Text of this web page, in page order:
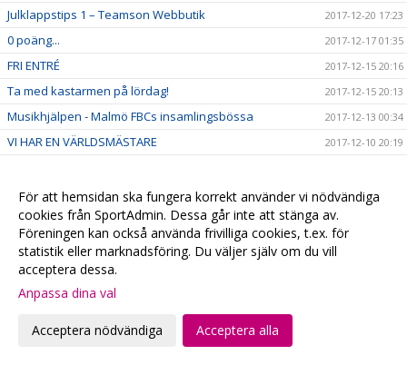
Julklappstips 1 – Teamson Webbutik 2017-12-20 17:23
0 poäng... 2017-12-17 01:35
FRI ENTRÉ 2017-12-15 20:16
Ta med kastarmen på lördag! 2017-12-15 20:13
Musikhjälpen - Malmö FBCs insamlingsbössa 2017-12-13 00:34
VI HAR EN VÄRLDSMÄSTARE 2017-12-10 20:19
Målvaktsträning 1 2017-12-06 10:12
VM-update 2017-12-04 22:48
Målvaktsträning 2017-12-04 10:28
Matchens lirare, VM-debutanter & 4+1
SM-Regionslutspel DJ18
För att hemsidan ska fungera korrekt använder vi nödvändiga
cookies från SportAdmin. Dessa går inte att stänga av.
Föreningen kan också använda frivilliga cookies, t.ex. för
statistik eller marknadsföring. Du väljer själv om du vill
acceptera dessa.
Anpassa dina val
Acceptera nödvändiga Acceptera alla